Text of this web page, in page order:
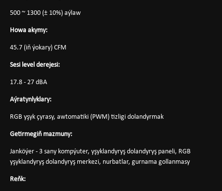
500 ~ 1300 (± 10%) aýlaw
Howa akymy:
45.7 (iň ýokary) CFM
Sesi level derejesi:
17.8 - 27 dBA
Aýratynlyklary:
RGB yşyk çyrasy, awtomatiki (PWM) tizligi dolandyrmak
Getirmegiň mazmuny:
Janköýer - 3 sany kompýuter, yşyklandyryş dolandyryş paneli, RGB
yşyklandyryş dolandyryş merkezi, nurbatlar, gurnama gollanmasy
Reňk: